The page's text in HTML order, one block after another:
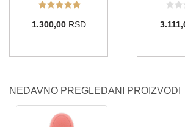
1.300,00RSD
NEDAVNO PREGLEDANI PROIZVODI